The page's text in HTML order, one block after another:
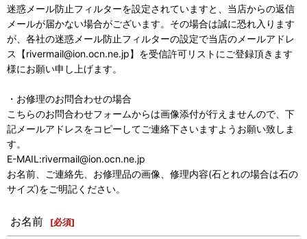
迷惑メール防止フィルターを設定されていますと、当店からの返信
メールが届かない場合がございます。その場合は誠に恐れ入ります
が、各社の迷惑メール防止フィルターの設定で当店のメールアドレ
ス【rivermail@ion.ocn.ne.jp】を受信許可リストにご登録頂きます
様にお願い申し上げます。
・お修理のお問合わせの場合
こちらのお問合わせフォームからは画像添付が行えませんので、下
記メールアドレスをコピーしてご連絡下さいますようお願い致しま
す。
E-MAIL:rivermail@ion.ocn.ne.jp
お名前、ご連絡先、お修理品の画像、修理内容(石とれの場合は石の
サイズ)をご明記ください。
お名前 [必須]